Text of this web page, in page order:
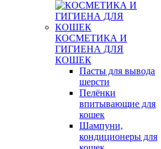
КОСМЕТИКА И
ГИГИЕНА ДЛЯ
КОШЕК
Пасты для вывода
шерсти
Пелёнки
впитывающие для
кошек
Шампуни,
кондиционеры для